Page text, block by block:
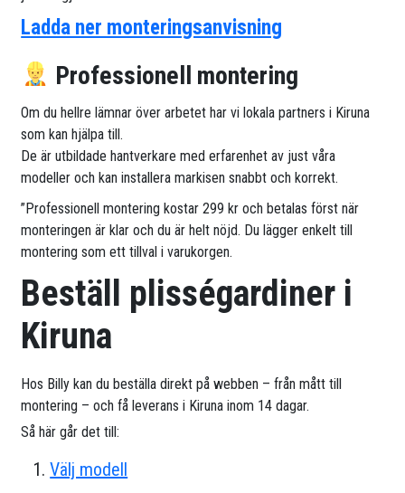
Ladda ner monteringsanvisning
Professionell montering
Om du hellre lämnar över arbetet har vi lokala partners i Kiruna
som kan hjälpa till.
De är utbildade hantverkare med erfarenhet av just våra
modeller och kan installera markisen snabbt och korrekt.
”Professionell montering kostar 299 kr och betalas först när
monteringen är klar och du är helt nöjd. Du lägger enkelt till
montering som ett tillval i varukorgen.
Beställ plisségardiner i
Kiruna
Hos Billy kan du beställa direkt på webben – från mått till
montering – och få leverans i Kiruna inom 14 dagar.
Så här går det till:
Välj modell